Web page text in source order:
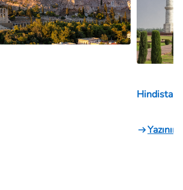
Hindistan
Yazının